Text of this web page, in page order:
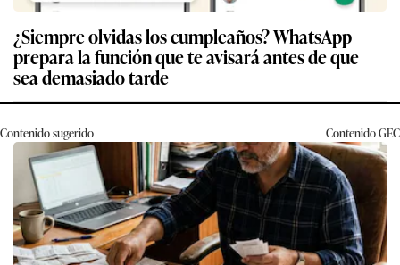
¿Siempre olvidas los cumpleaños? WhatsApp
prepara la función que te avisará antes de que
sea demasiado tarde
Contenido sugerido ContenidoGEC